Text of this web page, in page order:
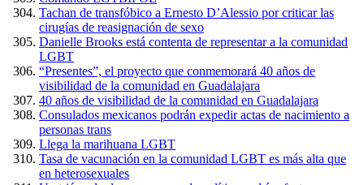
Tachan de transfóbico a Ernesto D’Alessio por criticar las
cirugías de reasignación de sexo
Danielle Brooks está contenta de representar a la comunidad
LGBT
“Presentes”, el proyecto que conmemorará 40 años de
visibilidad de la comunidad en Guadalajara
40 años de visibilidad de la comunidad en Guadalajara
Consulados mexicanos podrán expedir actas de nacimiento a
personas trans
Llega la marihuana LGBT
Tasa de vacunación en la comunidad LGBT es más alta que
en heterosexuales